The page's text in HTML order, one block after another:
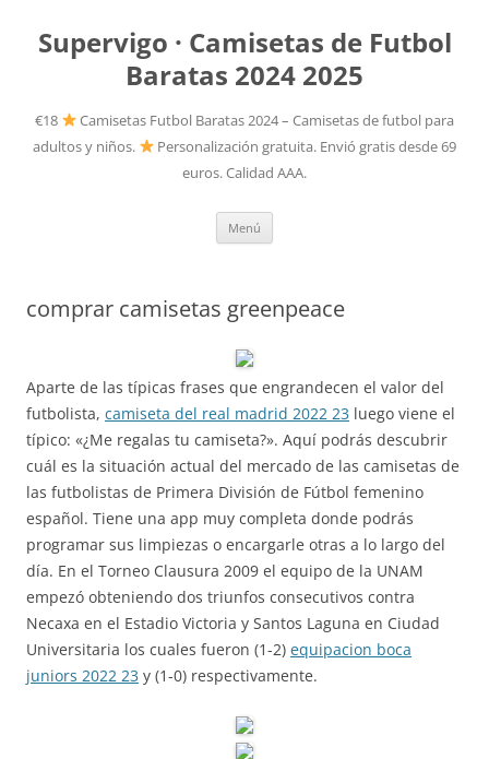
Supervigo · Camisetas de Futbol
Baratas 2024 2025
€18
Camisetas Futbol Baratas 2024 – Camisetas de futbol para
adultos y niños.
Personalización gratuita. Envió gratis desde 69
euros. Calidad AAA.
Menú
comprar camisetas greenpeace
Aparte de las típicas frases que engrandecen el valor del
futbolista, camiseta del real madrid 2022 23 luego viene el
típico: «¿Me regalas tu camiseta?». Aquí podrás descubrir
cuál es la situación actual del mercado de las camisetas de
las futbolistas de Primera División de Fútbol femenino
español. Tiene una app muy completa donde podrás
programar sus limpiezas o encargarle otras a lo largo del
día. En el Torneo Clausura 2009 el equipo de la UNAM
empezó obteniendo dos triunfos consecutivos contra
Necaxa en el Estadio Victoria y Santos Laguna en Ciudad
Universitaria los cuales fueron (1-2) equipacion boca
juniors 2022 23 y (1-0) respectivamente.